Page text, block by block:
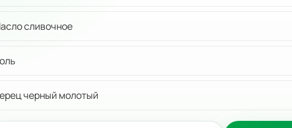
сливочное
черный молотый